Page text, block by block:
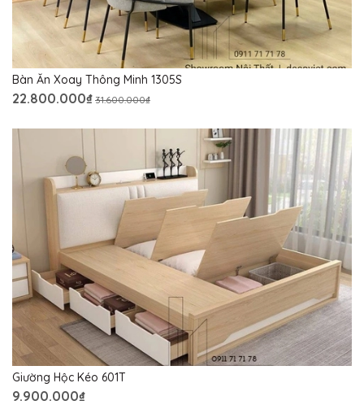
Bàn Ăn Xoay Thông Minh 1305S
22.800.000₫ 31.600.000₫
Giường Hộc Kéo 601T
9.900.000₫